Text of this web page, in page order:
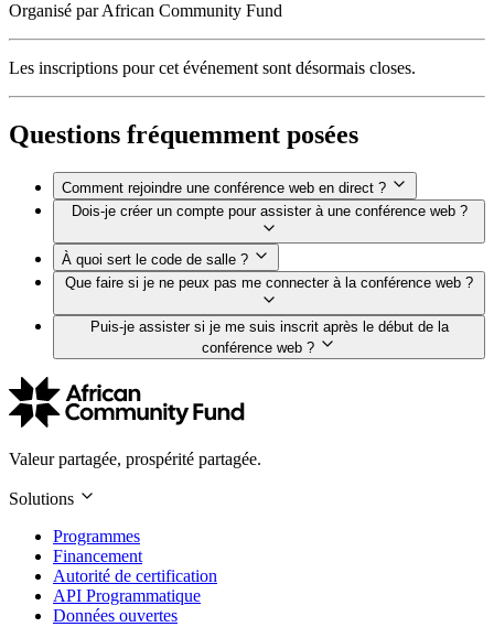
Organisé parAfrican Community Fund
Les inscriptions pour cet événement sont désormais closes.
Questions fréquemment posées
Comment rejoindre une conférence web en direct ?
Dois-je créer un compte pour assister à une conférence web ?
À quoi sert le code de salle ?
Que faire si je ne peux pas me connecter à la conférence web ?
Puis-je assister si je me suis inscrit après le début de la
conférence web ?
Valeur partagée, prospérité partagée.
Solutions
Programmes
Financement
Autorité de certification
API Programmatique
Données ouvertes